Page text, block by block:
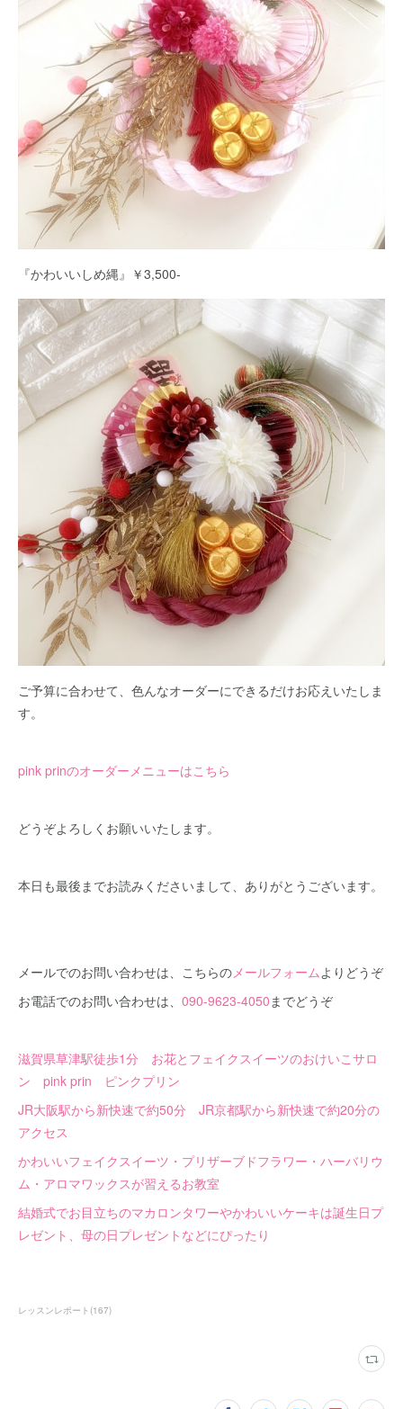
『かわいいしめ縄』￥3,500‐
ご予算に合わせて、色んなオーダーにできるだけお応えいたしま
す。
pink prinのオーダーメニューはこちら
どうぞよろしくお願いいたします。
本日も最後までお読みくださいまして、ありがとうございます。
メールでのお問い合わせは、こちらの メールフォーム よりどうぞ
お電話でのお問い合わせは、 090-9623-4050 までどうぞ
滋賀県草津駅徒歩1分 お花とフェイクスイーツのおけいこサロ
ン pink prin ピンクプリン
JR大阪駅から新快速で約50分 JR京都駅から新快速で約20分の
アクセス
かわいいフェイクスイーツ・プリザーブドフラワー・ハーバリウ
ム・アロマワックスが習えるお教室
結婚式でお目立ちのマカロンタワーやかわいいケーキは誕生日プ
レゼント、母の日プレゼントなどにぴったり
レッスンレポート (167)